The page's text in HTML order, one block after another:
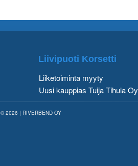
Liivipuoti Korsetti
Liiketoiminta myyty
Uusi kauppias Tuija Tihula Oy
© 2026 | RIVERBEND OY